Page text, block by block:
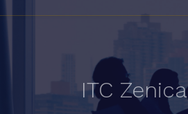
ITC Zenica